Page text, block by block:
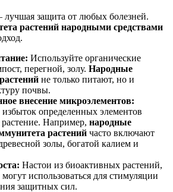
защита от любых болезней.
растений народными средствами
Используйте органические
перегной, золу. Народные
не только питают, но и
почвы.
внесение микроэлементов:
определенных элементов
Например, народные
растений часто включают
золы, богатой калием и
Настои из биоактивных растений,
использоваться для стимуляции
защитных сил.